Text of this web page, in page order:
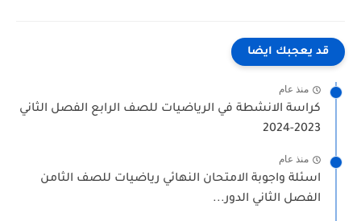
قد يعجبك ايضا
منذ عام
كراسة الانشطة في الرياضيات للصف الرابع الفصل الثاني
2023-2024
منذ عام
اسئلة واجوبة الامتحان النهائي رياضيات للصف الثامن
الفصل الثاني الدور...